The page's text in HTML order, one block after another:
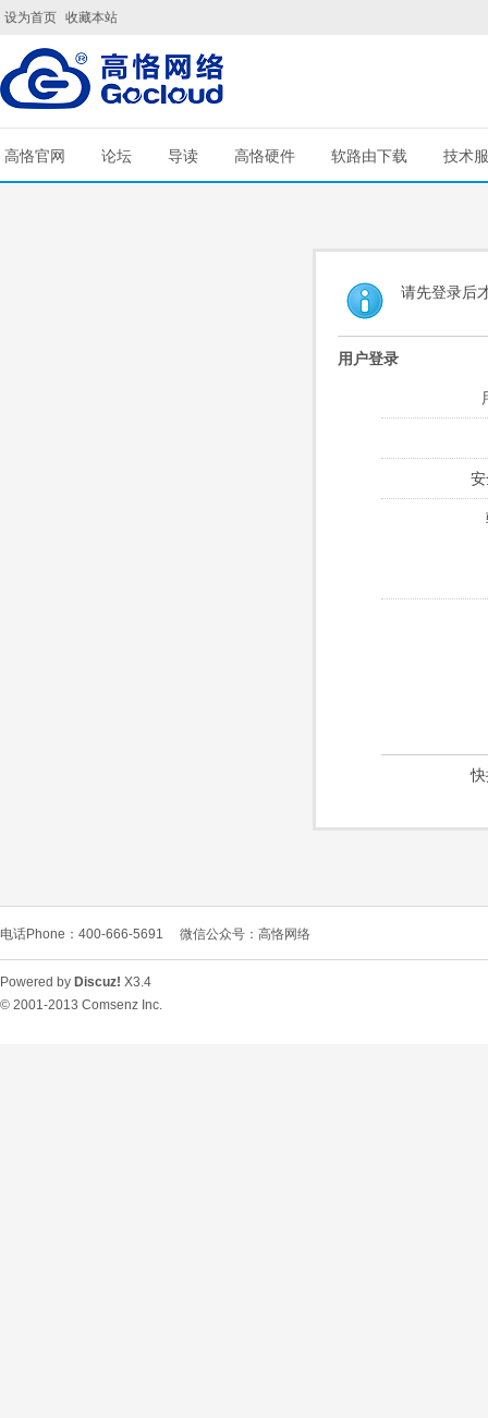
设为首页 收藏本站
高恪官网 论坛 导读 高恪硬件 软路由下载 技术
请先登录后
用户登录
电话Phone：400-666-5691 微信公众号：高恪网络
Powered by Discuz! X3.4
© 2001-2013 Comsenz Inc.